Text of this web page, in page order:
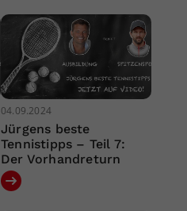
04.09.2024
Jürgens beste
Tennistipps – Teil 7:
Der Vorhandreturn